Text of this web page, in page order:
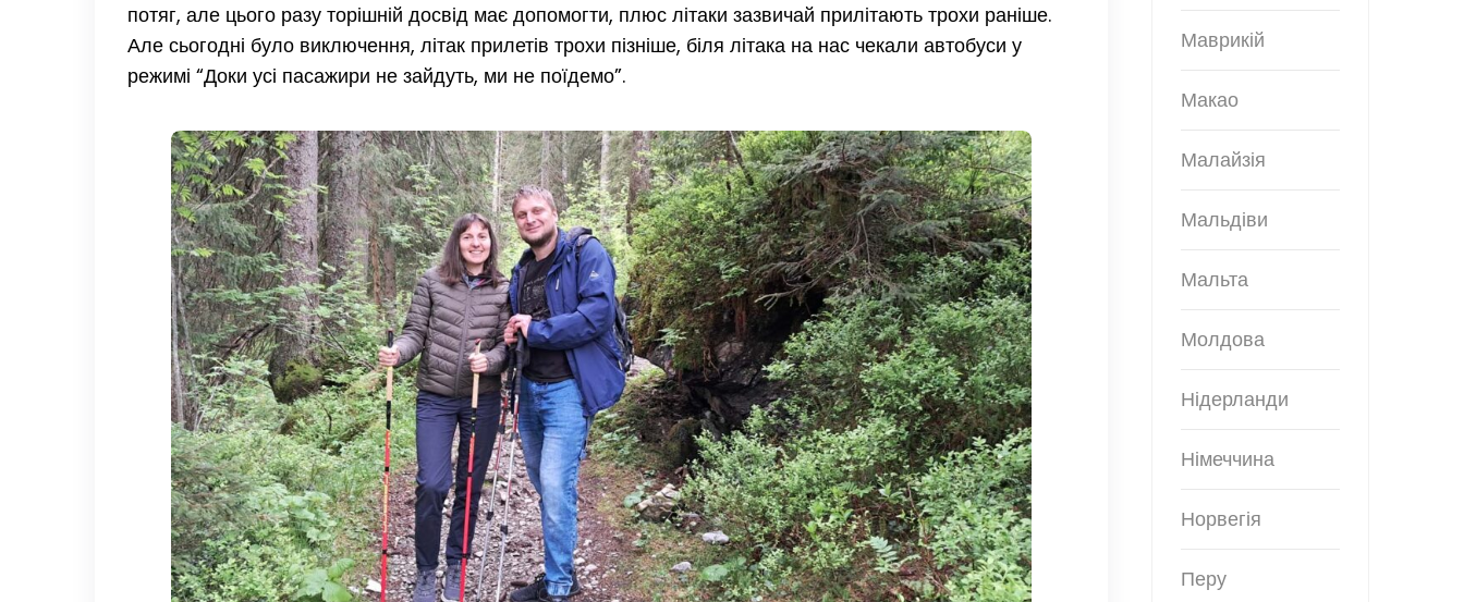
потяг, але цього разу торішній досвід має допомогти, плюс літаки зазвичай прилітають трохи раніше.
Але сьогодні було виключення, літак прилетів трохи пізніше, біля літака на нас чекали автобуси у
режимі “Доки усі пасажири не зайдуть, ми не поїдемо”.
Маврикій
Макао
Малайзія
Мальдіви
Мальта
Молдова
Нідерланди
Німеччина
Норвегія
Перу